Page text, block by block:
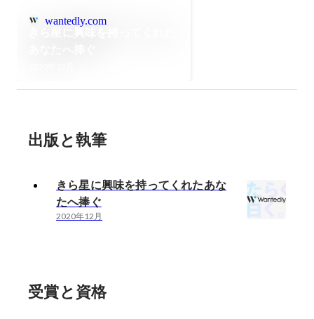
wantedly.com
出版と執筆
きら星に興味を持ってくれたあな
たへ捧ぐ
2020年12月
受賞と資格